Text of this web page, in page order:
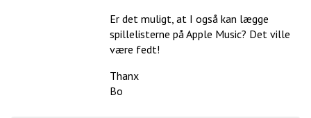
Er det muligt, at I også kan lægge
spillelisterne på Apple Music? Det ville
være fedt!
Thanx
Bo